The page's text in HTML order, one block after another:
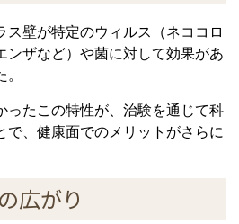
ス壁が特定のウィルス（ネココロ
ンザなど）や菌に対して効果があ
ったこの特性が、治験を通じて科
で、健康面でのメリットがさらに
広がり